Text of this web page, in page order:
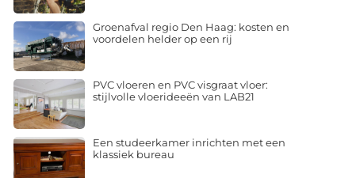
Groenafval regio Den Haag: kosten en
voordelen helder op een rij
PVC vloeren en PVC visgraat vloer:
stijlvolle vloerideeën van LAB21
Een studeerkamer inrichten met een
klassiek bureau